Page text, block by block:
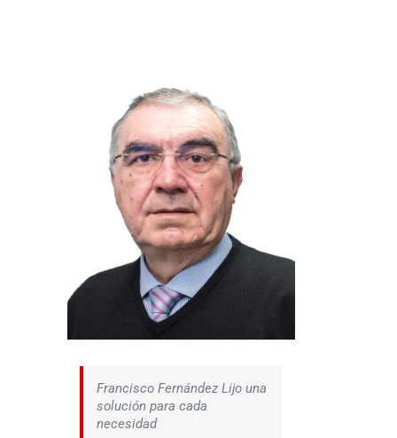
Francisco Fernández Lijo una
solución para cada
necesidad